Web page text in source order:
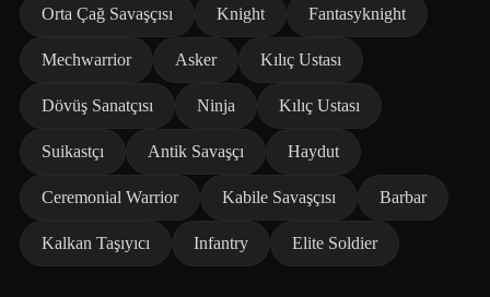
Orta Çağ Savaşçısı Knight Fantasyknight
Mechwarrior Asker Kılıç Ustası
Dövüş Sanatçısı Ninja Kılıç Ustası
Suikastçı Antik Savaşçı Haydut
Ceremonial Warrior Kabile Savaşçısı Barbar
Kalkan Taşıyıcı Infantry Elite Soldier